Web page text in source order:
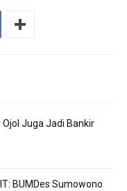
Juga Jadi Bankir
BUMDes Sumowono